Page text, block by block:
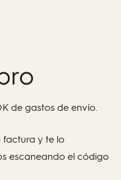
de gastos de envío.
factura y te lo
escaneando el código